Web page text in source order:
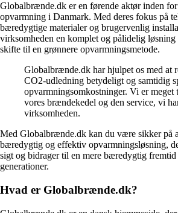
Globalbrænde.dk er en førende aktør inden
opvarmning i Danmark. Med deres fokus på
bæredygtige materialer og brugervenlig
virksomheden en komplet og pålidelig
skifte til en grønnere opvarmningsmetode.
Globalbrænde.dk har hjulpet os med at
CO2-udledning betydeligt og samtidig
opvarmningsomkostninger. Vi er meget
vores brændekedel og den service, vi
virksomheden.
Med Globalbrænde.dk kan du være sikker på
bæredygtig og effektiv opvarmningsløsning,
sigt og bidrager til en mere bæredygtig
generationer.
Hvad er Globalbrænde.dk?